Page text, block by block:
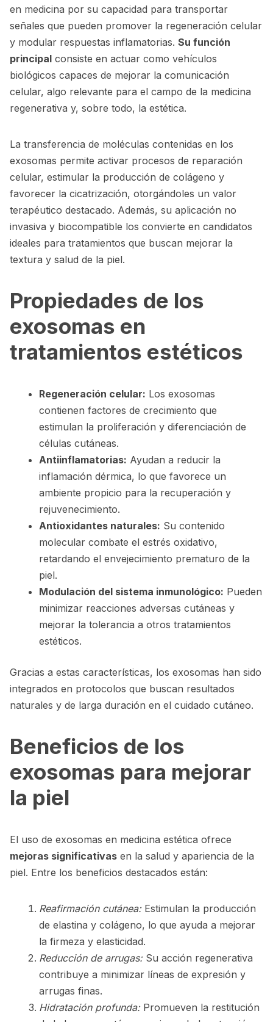
en medicina por su capacidad para transportar
señales que pueden promover la regeneración celular
y modular respuestas inflamatorias. Su función
principal consiste en actuar como vehículos
biológicos capaces de mejorar la comunicación
celular, algo relevante para el campo de la medicina
regenerativa y, sobre todo, la estética.
La transferencia de moléculas contenidas en los
exosomas permite activar procesos de reparación
celular, estimular la producción de colágeno y
favorecer la cicatrización, otorgándoles un valor
terapéutico destacado. Además, su aplicación no
invasiva y biocompatible los convierte en candidatos
ideales para tratamientos que buscan mejorar la
textura y salud de la piel.
Propiedades de los
exosomas en
tratamientos estéticos
Regeneración celular: Los exosomas
contienen factores de crecimiento que
estimulan la proliferación y diferenciación de
células cutáneas.
Antiinflamatorias: Ayudan a reducir la
inflamación dérmica, lo que favorece un
ambiente propicio para la recuperación y
rejuvenecimiento.
Antioxidantes naturales: Su contenido
molecular combate el estrés oxidativo,
retardando el envejecimiento prematuro de la
piel.
Modulación del sistema inmunológico: Pueden
minimizar reacciones adversas cutáneas y
mejorar la tolerancia a otros tratamientos
estéticos.
Gracias a estas características, los exosomas han sido
integrados en protocolos que buscan resultados
naturales y de larga duración en el cuidado cutáneo.
Beneficios de los
exosomas para mejorar
la piel
El uso de exosomas en medicina estética ofrece
mejoras significativas en la salud y apariencia de la
piel. Entre los beneficios destacados están:
Reafirmación cutánea:Estimulan la producción
de elastina y colágeno, lo que ayuda a mejorar
la firmeza y elasticidad.
Reducción de arrugas:Su acción regenerativa
contribuye a minimizar líneas de expresión y
arrugas finas.
Hidratación profunda:Promueven la restitución